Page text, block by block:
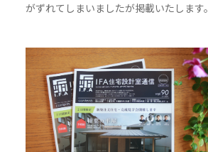
がずれてしまいましたが掲載いたします。